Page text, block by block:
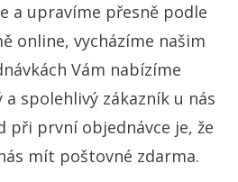
a upravíme přesně podle
online, vycházíme našim
Vám nabízíme
spolehlivý zákazník u nás
při první objednávce je, že
mít poštovné zdarma.